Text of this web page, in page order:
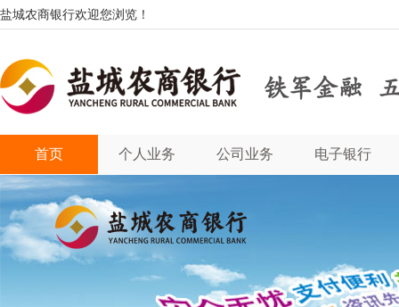
盐城农商银行欢迎您浏览！
首页 个人业务 公司业务 电子银行